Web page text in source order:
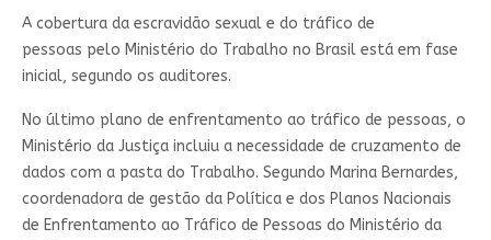
A cobertura da escravidão sexual e do tráfico de
pessoas pelo Ministério do Trabalho no Brasil está em fase
inicial, segundo os auditores.
No último plano de enfrentamento ao tráfico de pessoas, o
Ministério da Justiça incluiu a necessidade de cruzamento de
dados com a pasta do Trabalho. Segundo Marina Bernardes,
coordenadora de gestão da Política e dos Planos Nacionais
de Enfrentamento ao Tráfico de Pessoas do Ministério da